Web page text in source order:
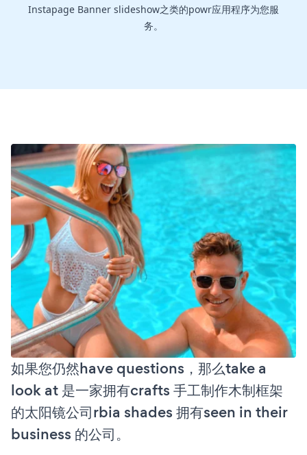
Instapage Banner slideshow之类的powr应用程序为您服
务。
如果您仍然have questions，那么take a
look at 是一家拥有crafts 手工制作木制框架
的太阳镜公司rbia shades 拥有seen in their
business 的公司。